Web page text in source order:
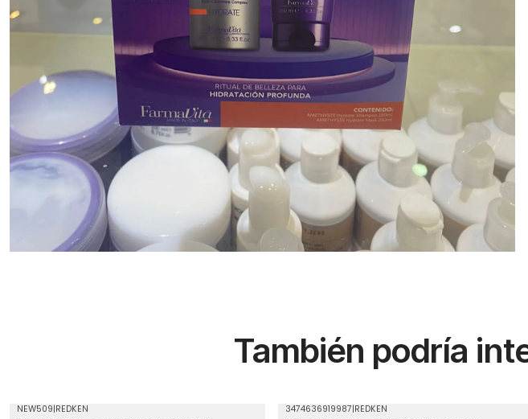
También podría
NEW509|REDKEN 3474636919987|REDKEN